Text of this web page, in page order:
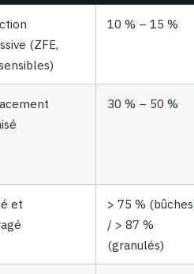
(ZFE,
10 % – 15 %
30 % – 50 %
et
> 75 %
/ > 87 %
(granulés)